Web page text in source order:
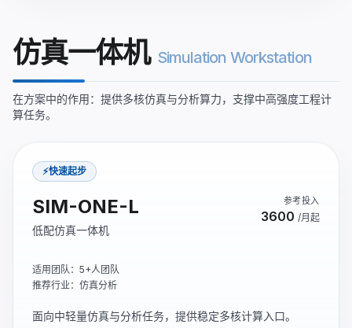
仿真一体机 Simulation Workstation
在方案中的作用：提供多核仿真与分析算力，支撑中高强度工程计
算任务。
⚡快速起步
SIM-ONE-L
低配仿真一体机
参考投入
3600 /月起
适用团队：5+人团队
推荐行业：仿真分析
面向中轻量仿真与分析任务，提供稳定多核计算入口。